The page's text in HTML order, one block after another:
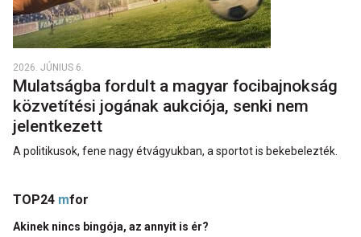
2026. JÚNIUS 6.
Mulatságba fordult a magyar focibajnokság
közvetítési jogának aukciója, senki nem
jelentkezett
A politikusok, fene nagy étvágyukban, a sportot is bekebelezték.
TOP24 mfor
Akinek nincs bingója, az annyit is ér?